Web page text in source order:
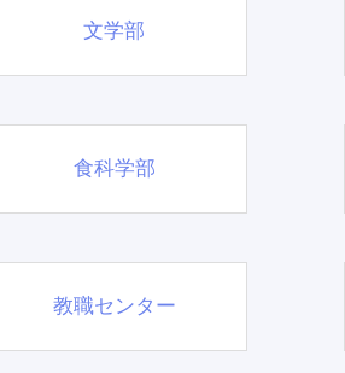
文学部
食科学部
教職センター